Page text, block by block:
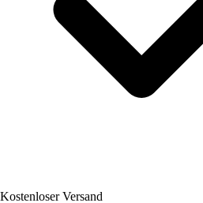
Kostenloser Versand